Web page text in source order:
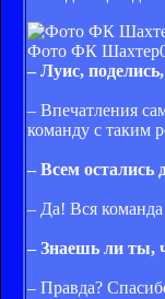
Фото ФК Шахтер
– Луис,
– Впечатления
команду с таким
– Всем остались
– Да! Вся команда
– Знаешь ли ты,
– Правда?